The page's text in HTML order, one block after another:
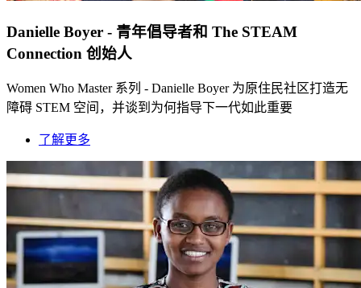
Danielle Boyer - 青年倡导者和 The STEAM
Connection 创始人
Women Who Master 系列 - Danielle Boyer 为原住民社区打造无
障碍 STEM 空间，并谈到为何指导下一代如此重要
了解更多